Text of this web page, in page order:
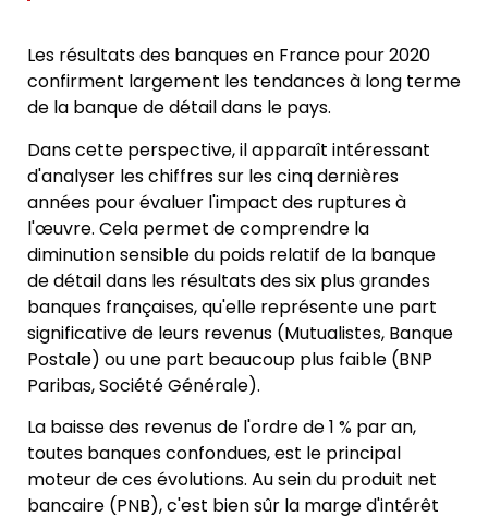
Les résultats des banques en France pour 2020
confirment largement les tendances à long terme
de la banque de détail dans le pays.
Dans cette perspective, il apparaît intéressant
d'analyser les chiffres sur les cinq dernières
années pour évaluer l'impact des ruptures à
l'œuvre. Cela permet de comprendre la
diminution sensible du poids relatif de la banque
de détail dans les résultats des six plus grandes
banques françaises, qu'elle représente une part
significative de leurs revenus (Mutualistes, Banque
Postale) ou une part beaucoup plus faible (BNP
Paribas, Société Générale).
La baisse des revenus de l'ordre de 1 % par an,
toutes banques confondues, est le principal
moteur de ces évolutions. Au sein du produit net
bancaire (PNB), c'est bien sûr la marge d'intérêt